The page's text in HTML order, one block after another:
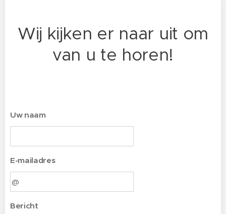
Wij kijken er naar uit om
van u te horen!
Uw naam
E-mailadres
Bericht